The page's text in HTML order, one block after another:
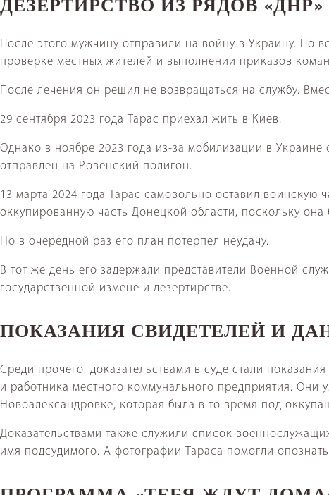
ДЕЗЕРТИРСТВО ИЗ РЯДОВ
После этого мужчину отправили на войну в Украину. По
проверке местных жителей и выполнении приказов
После лечения он решил не возвращаться на службу.
29 сентября 2023 года Тарас приехал жить в Киев.
Однако в ноябре 2023 года из-за мобилизации в
отправлен на Ровенский полигон.
13 марта 2024 года Тарас самовольно оставил воинскую
оккупированную часть Донецкой области, поскольку
Но в очередной раз его план потерпел неудачу.
В тот же день его задержали представители Военной
государственной измене и дезертирстве.
ПОКАЗАНИЯ СВИДЕТЕЛЕЙ И
Среди прочего, доказательствами в суде стали
и работника местного коммунального предприятия. Они
Новоалександровке, которая была в то время под
Доказательствами также служили список
имя подсудимого. А фотографии Тараса помогли
ПРОГРАММА «ТЕБЯ ЖДУТ